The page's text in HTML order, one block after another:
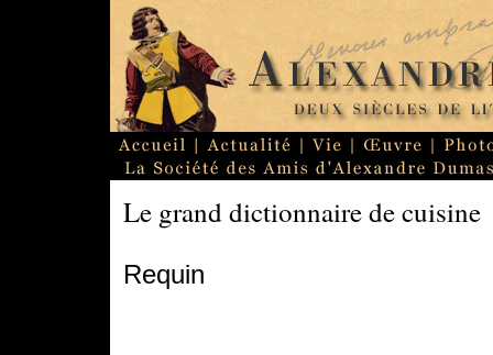
Le grand dictionnaire de cuisine
Requin